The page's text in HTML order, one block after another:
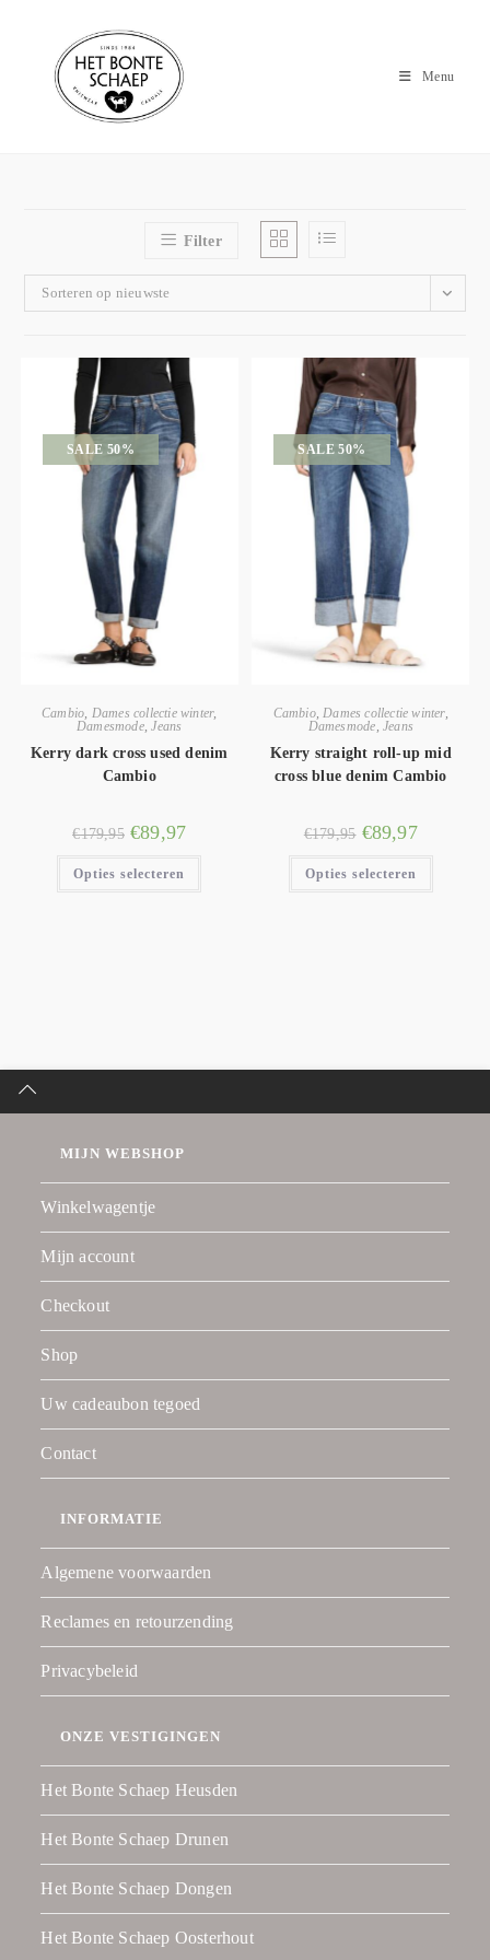
Menu
Filter
Sorteren op nieuwste
SALE 50%
Cambio Dames collectie winter,
Damesmode,Jeans
Kerry dark cross used denim
Cambio
€179,95 €89,97
Opties selecteren
SALE 50%
Cambio, Dames collectie winter,
Damesmode Jeans
Kerry straight roll-up mid
cross blue denim Cambio
€179,95 €89,97
Opties selecteren
MIJN WEBSHOP
Winkelwagentje
Mijn account
Checkout
Shop
Uw cadeaubon tegoed
Contact
INFORMATIE
Algemene voorwaarden
Reclames en retourzending
Privacybeleid
ONZE VESTIGINGEN
Het Bonte Schaep Heusden
Het Bonte Schaep Drunen
Het Bonte Schaep Dongen
Het Bonte Schaep Oosterhout